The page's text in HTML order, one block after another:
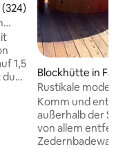
Bewertung:
1,5
du
Blockhütte in
Rustikale
Whirlpool und
Komm und
außerhalb der
von allem